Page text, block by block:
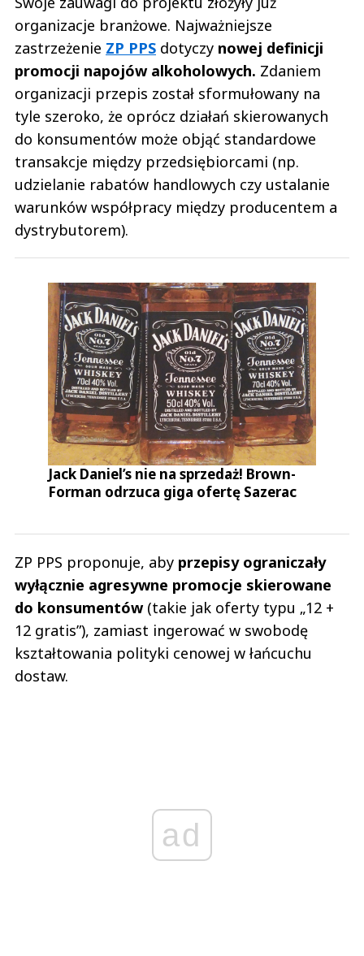
organizacje branżowe. Najważniejsze
zastrzeżenie ZP PPS dotyczy nowej definicji
promocji napojów alkoholowych. Zdaniem
organizacji przepis został sformułowany na
tyle szeroko, że oprócz działań skierowanych
do konsumentów może objąć standardowe
transakcje między przedsiębiorcami (np.
udzielanie rabatów handlowych czy ustalanie
warunków współpracy między producentem a
dystrybutorem).
Jack Daniel’s nie na sprzedaż! Brown-
Forman odrzuca giga ofertę Sazerac
ZP PPS proponuje, aby przepisy ograniczały
wyłącznie agresywne promocje skierowane
do konsumentów(takie jak oferty typu „12 +
12 gratis”), zamiast ingerować w swobodę
kształtowania polityki cenowej w łańcuchu
dostaw.
ad